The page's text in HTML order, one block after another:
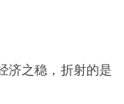
之稳，折射的是